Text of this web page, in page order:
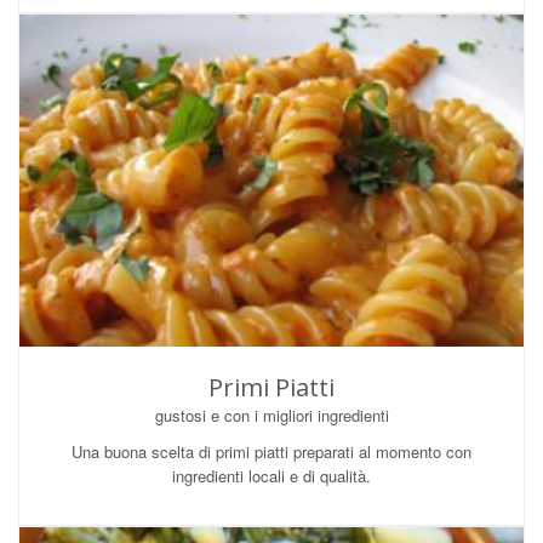
Primi Piatti
gustosi e con i migliori ingredienti
Una buona scelta di primi piatti preparati al momento con
ingredienti locali e di qualità.